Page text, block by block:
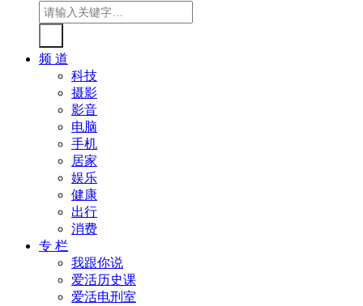
频 道
科技
摄影
影音
电脑
手机
居家
娱乐
健康
出行
消费
专 栏
我跟你说
爱活历史课
爱活电刑室